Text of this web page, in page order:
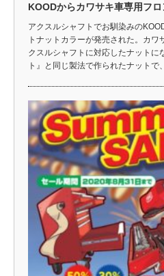
KOODからカワサキ車専用フ
アクスルシャフトでお馴染みの
トナットカラーが発売された。カ
クスルシャフトに対応したナットに
ト』と同じ製法で作られたナットで